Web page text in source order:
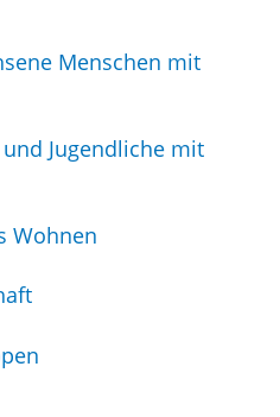
Menschen mit
Jugendliche mit
Wohnen